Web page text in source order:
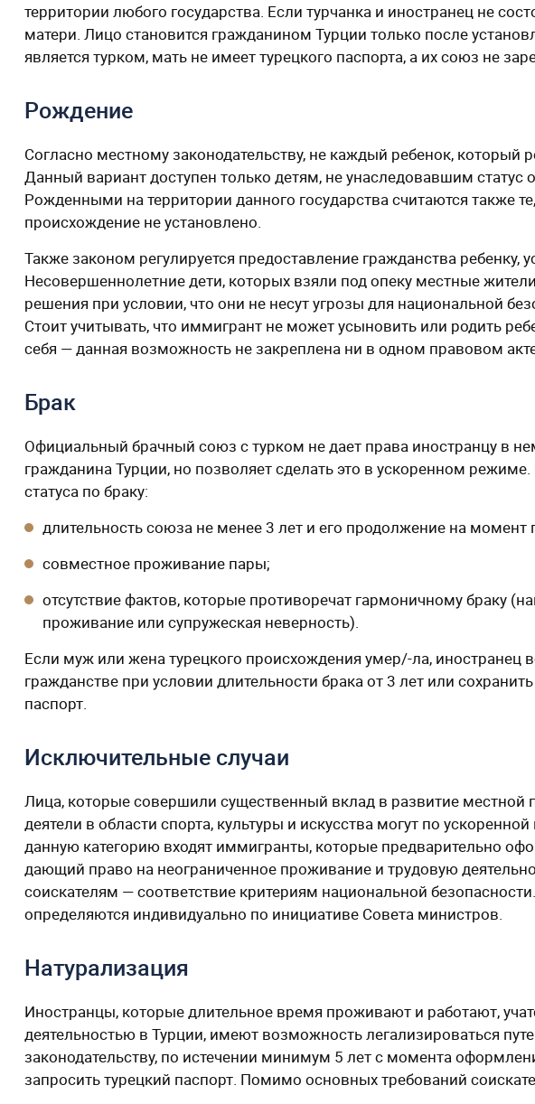
территории любого государства. Если турчанка и иностранец не
матери. Лицо становится гражданином Турции только после
является турком, мать не имеет турецкого паспорта, а их союз не
Рождение
Согласно местному законодательству, не каждый ребенок, который
Данный вариант доступен только детям, не унаследовавшим статус
Рожденными на территории данного государства считаются также
происхождение не установлено.
Также законом регулируется предоставление гражданства ребенку,
Несовершеннолетние дети, которых взяли под опеку местные
решения при условии, что они не несут угрозы для национальной
Стоит учитывать, что иммигрант не может усыновить или родить
себя — данная возможность не закреплена ни в одном правовом
Брак
Официальный брачный союз с турком не дает права иностранцу в
гражданина Турции, но позволяет сделать это в ускоренном
статуса по браку:
длительность союза не менее 3 лет и его продолжение на момент
совместное проживание пары;
отсутствие фактов, которые противоречат гармоничному браку
проживание или супружеская неверность).
Если муж или жена турецкого происхождения умер/-ла, иностранец
гражданстве при условии длительности брака от 3 лет или
паспорт.
Исключительные случаи
Лица, которые совершили существенный вклад в развитие
деятели в области спорта, культуры и искусства могут по
данную категорию входят иммигранты, которые предварительно
дающий право на неограниченное проживание и трудовую
соискателям — соответствие критериям национальной
определяются индивидуально по инициативе Совета министров.
Натурализация
Иностранцы, которые длительное время проживают и работают,
деятельностью в Турции, имеют возможность легализироваться
законодательству, по истечении минимум 5 лет с момента
запросить турецкий паспорт. Помимо основных требований